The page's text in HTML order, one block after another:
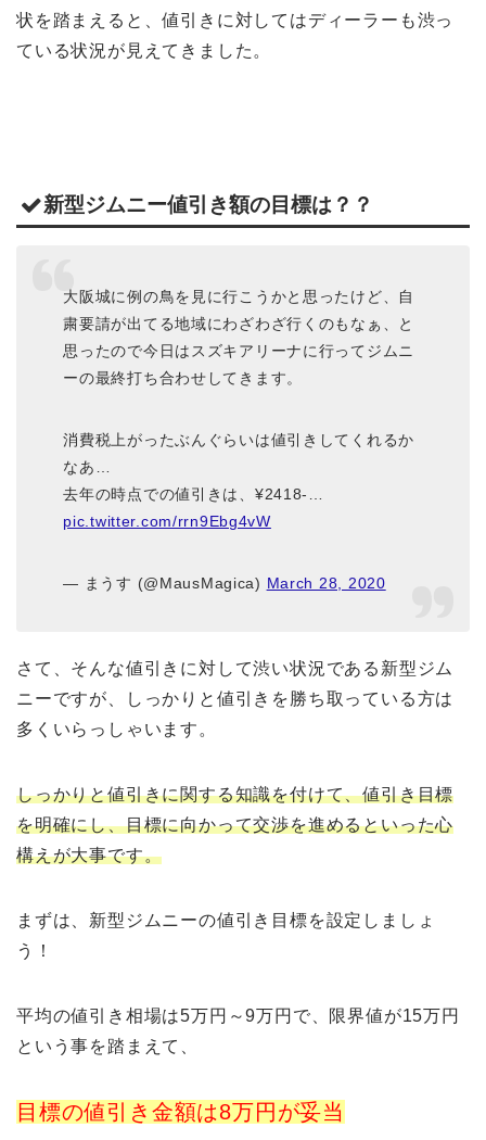
状を踏まえると、値引きに対してはディーラーも渋っ
ている状況が見えてきました。
新型ジムニー値引き額の目標は？？
大阪城に例の鳥を見に行こうかと思ったけど、自
粛要請が出てる地域にわざわざ行くのもなぁ、と
思ったので今日はスズキアリーナに行ってジムニ
ーの最終打ち合わせしてきます。
消費税上がったぶんぐらいは値引きしてくれるか
なあ…
去年の時点での値引きは、¥2418-…
pic.twitter.com/rrn9Ebg4vW
— まうす (@MausMagica) March 28, 2020
さて、そんな値引きに対して渋い状況である新型ジム
ニーですが、しっかりと値引きを勝ち取っている方は
多くいらっしゃいます。
しっかりと値引きに関する知識を付けて、値引き目標
を明確にし、目標に向かって交渉を進めるといった心
構えが大事です。
まずは、新型ジムニーの値引き目標を設定しましょ
う！
平均の値引き相場は5万円～9万円で、限界値が15万円
という事を踏まえて、
目標の値引き金額は8万円が妥当